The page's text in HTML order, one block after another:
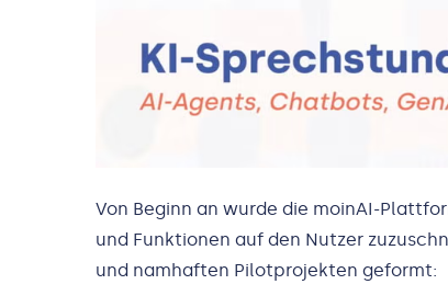
Von Beginn an wurde die moinAI-
und Funktionen auf den Nutzer
und namhaften Pilotprojekten geformt: